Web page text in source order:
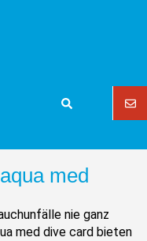
med
nie ganz
med dive card bieten